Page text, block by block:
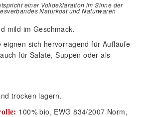
einer Volldeklaration im Sinne der
Naturkost und Naturwaren
mild im Geschmack.
eignen sich hervorragend für Aufläufe
für Salate, Suppen oder als
trocken lagern.
100% bio, EWG 834/2007 Norm,